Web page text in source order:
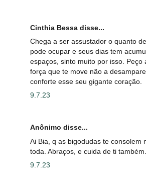
Cinthia Bessa disse...
Chega a ser assustador o quanto
pode ocupar e seus dias tem
espaços, sinto muito por isso. Peço
força que te move não a
conforte esse seu gigante coração.
9.7.23
Anônimo disse...
Ai Bia, q as bigodudas te consolem
toda. Abraços, e cuida de ti também.
9.7.23